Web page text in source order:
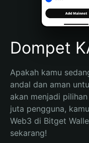
Português (Brasil)
Español (Argentina)
Dompet
Apakah kamu
andal dan aman
akan menjadi
juta pengguna,
Web3 di Bitget
sekarang!